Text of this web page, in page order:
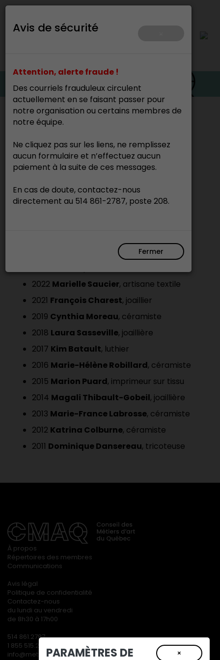
Avis de sécurité
Attention, alerte fraude !
Des courriels frauduleux circulent
actuellement en se faisant passer pour
notre organisation ou certains membres de
notre équipe.
Ne cliquez pas sur les liens, ne remplissez
aucun formulaire et n’effectuez aucun
paiement à la suite de ces messages.
En cas de doute, contactez-nous
directement au 514 861-2787, poste 208.
Fermer
Accueil>Prix première présence
Prix Salon
Prix première présence
SMAQ
, tisserande
2022 Marielle Saucier, artisane textile
2021 François Charest, joaillier
2019 Cynthia Moreau, céramiste
2018 Laura Sasseville, joaillière
2017 Kim Batault, luthier
2016 Marie-Hélène Robillard, céramiste
2015 Marion Puard, imprimeur sur tissu
2014 Magali Thibault-Gobeil, joaillière
2013 Marie-France Labrosse, céramiste
2012 Katrina Colburne, céramiste
2011 Dominique Dansereau, tricoteuse
À propos
Répertoires des membres
Communications
Avis légal
Politique de confidentialité
Contactez-nous
du lundi au vendredi
de 8h30 à 17h00
514 861.2787
1 855 515.2787
info@metiersdart.ca
×
PARAMÈTRES DE